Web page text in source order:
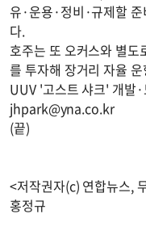
유·운용·정비·규제할
다.
호주는 또 오커스와 별
를 투자해 장거리 자율
UUV '고스트 샤크' 개발
jhpark@yna.co.kr
(끝)
<저작권자(c) 연합뉴스,
홍정규